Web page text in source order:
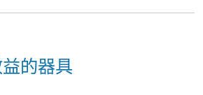
的器具